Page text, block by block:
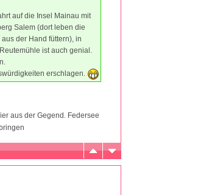
auf die Insel Mainau mit
Salem (dort leben die
der Hand füttern), in
ist auch genial.
erschlagen.
aus der Gegend. Federsee